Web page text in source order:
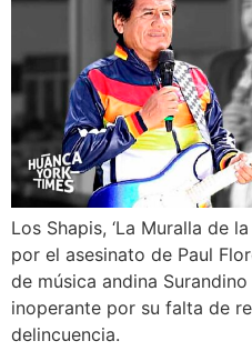
Los Shapis, ‘La Muralla de
por el asesinato de Paul
de música andina
inoperante por su falta de
delincuencia.